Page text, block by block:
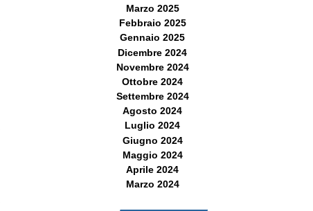
Marzo 2025
Febbraio 2025
Gennaio 2025
Dicembre 2024
Novembre 2024
Ottobre 2024
Settembre 2024
Agosto 2024
Luglio 2024
Giugno 2024
Maggio 2024
Aprile 2024
Marzo 2024